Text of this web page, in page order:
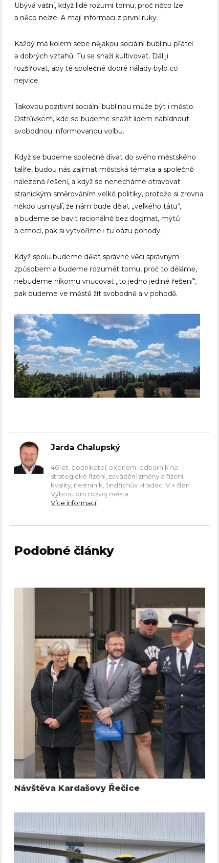
Ubývá vášní, když lidé rozumí tomu, proč něco lze
a něco nelze. A mají informaci z první ruky.
Každý má kolem sebe nějakou sociální bublinu přátel
a dobrých vztahů. Tu se snaží kultivovat. Dál ji
rozšiřovat, aby té společné dobré nálady bylo co
nejvíce.
Takovou pozitivní sociální bublinou může být i město.
Ostrůvkem, kde se budeme snažit lidem nabídnout
svobodnou informovanou volbu.
Když se budeme společně dívat do svého městského
talíře, budou nás zajímat městská témata a společně
nalezená řešení, a když se nenecháme otravovat
stranickým směrováním velké politiky, protože si zrovna
někdo usmyslí, že nám bude dělat „velkého tátu“,
a budeme se bavit racionálně bez dogmat, mýtů
a emocí, pak si vytvoříme i tu oázu pohody.
Když spolu budeme dělat správné věci správným
způsobem a budeme rozumět tomu, proč to děláme,
nebudeme nikomu vnucovat „to jedno jediné řešení“,
pak budeme ve městě žít svobodně a v pohodě.
Jarda Chalupský
46 let, podnikatel, ekonom, odborník na
strategické řízení, zavádění změny a řízení
kvality, nestraník, Jindřichův Hradec IV + člen
Výboru pro rozvoj města
Více informací
Podobné články
Návštěva Kardašovy Řečice